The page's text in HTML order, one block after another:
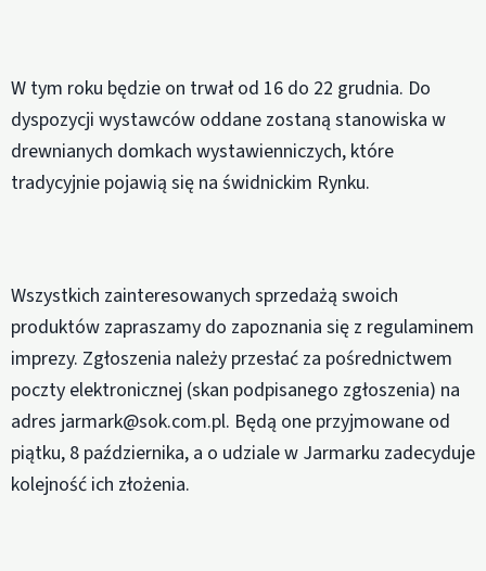
W tym roku będzie on trwał od 16 do 22 grudnia. Do
dyspozycji wystawców oddane zostaną stanowiska w
drewnianych domkach wystawienniczych, które
tradycyjnie pojawią się na świdnickim Rynku.
Wszystkich zainteresowanych sprzedażą swoich
produktów zapraszamy do zapoznania się z regulaminem
imprezy. Zgłoszenia należy przesłać za pośrednictwem
poczty elektronicznej (skan podpisanego zgłoszenia) na
adres jarmark@sok.com.pl. Będą one przyjmowane od
piątku, 8 października, a o udziale w Jarmarku zadecyduje
kolejność ich złożenia.